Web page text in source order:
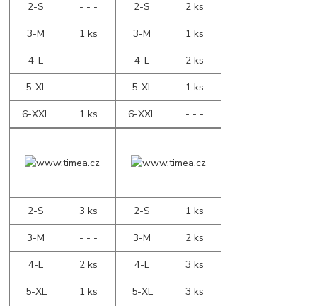
2-S
- - -
3-M
1 ks
4-L
- - -
5-XL
- - -
6-XXL
1 ks
2-S
2 ks
3-M
1 ks
4-L
2 ks
5-XL
1 ks
6-XXL
- - -
2-S
3 ks
3-M
- - -
4-L
2 ks
5-XL
1 ks
2-S
1 ks
3-M
2 ks
4-L
3 ks
5-XL
3 ks